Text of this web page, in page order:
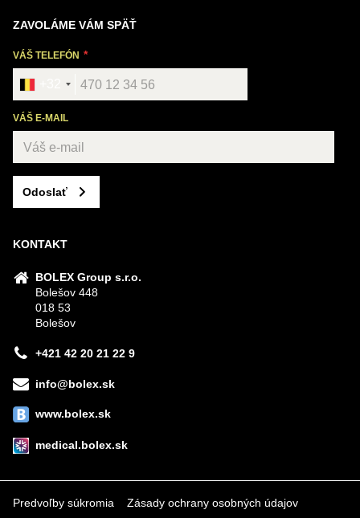
ZAVOLÁME VÁM SPÄŤ
VÁŠ TELEFÓN
VÁŠ E-MAIL
Odoslať
KONTAKT
BOLEX Group s.r.o.
Bolešov 448
018 53
Bolešov
+421 42 20 21 22 9
info@bolex.sk
www.bolex.sk
medical.bolex.sk
Predvoľby súkromia Zásady ochrany osobných údajov